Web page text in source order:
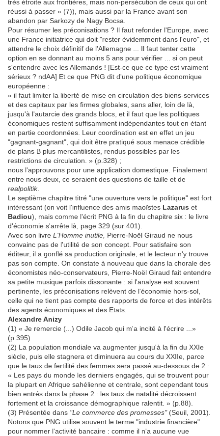
très étroite aux frontières, mais non-persécution de ceux qui ont
réussi à passer » (7)), mais aussi par la France avant son
abandon par Sarkozy de Nagy Bocsa.
Pour résumer les préconisations ? Il faut refonder l'Europe, avec
une France initiatrice qui doit "rester évidemment dans l'euro", et
attendre le choix définitif de l'Allemagne ... Il faut tenter cette
option en se donnant au moins 5 ans pour vérifier ... si on peut
s'entendre avec les Allemands ! [Est-ce que ce type est vraiment
sérieux ? ndAA] Et ce que PNG dit d'une politique économique
européenne :
« il faut limiter la liberté de mise en circulation des biens-services
et des capitaux par les firmes globales, sans aller, loin de là,
jusqu'à l'autarcie des grands blocs, et il faut que les politiques
économiques restent suffisamment indépendantes tout en étant
en partie coordonnées. Leur coordination est en effet un jeu
"gagnant-gagnant", qui doit être pratiqué sous menace crédible
de plans B plus mercantilistes, rendus possibles par les
restrictions de circulation. » (p.328) ;
nous l'approuvons pour une application domestique. Finalement
entre nous deux, ce seraient des questions de taille et de
realpolitik.
Le septième chapitre titré "une ouverture vers le politique" est fort
intéressant (on voit l'influence des amis maoïstes Lazarus et
Badiou), mais comme l'écrit PNG à la fin du chapitre six : le livre
d'économie s'arrête là, page 329 (sur 401).
Avec son livre L'Homme inutile, Pierre-Noël Giraud ne nous
convainc pas de l'utilité de son concept. Pour satisfaire son
éditeur, il a gonflé sa production originale, et le lecteur n'y trouve
pas son compte. On constate à nouveau que dans la chorale des
économistes néo-conservateurs, Pierre-Noël Giraud fait entendre
sa petite musique parfois dissonante : si l'analyse est souvent
pertinente, les préconisations relèvent de l'économie hors-sol,
celle qui ne tient pas compte des rapports de force et des intérêts
des agents économiques et des Etats.
Alexandre Anizy
(1) « Je remercie (...) Odile Jacob qui m'a incité à l'écrire ...»
(p.395)
(2) La population mondiale va augmenter jusqu'à la fin du XXIe
siècle, puis elle stagnera et diminuera au cours du XXIIe, parce
que le taux de fertilité des femmes sera passé au-dessous de 2 :
« Les pays du monde les derniers engagés, qui se trouvent pour
la plupart en Afrique sahélienne et centrale, sont cependant tous
bien entrés dans la phase 2 : les taux de natalité décroissent
fortement et la croissance démographique ralentit. » (p.88).
(3) Présentée dans "Le commerce des promesses"(Seuil, 2001).
Notons que PNG utilise souvent le terme "industrie financière"
pour nommer l'activité bancaire : comme il n'a aucune vue